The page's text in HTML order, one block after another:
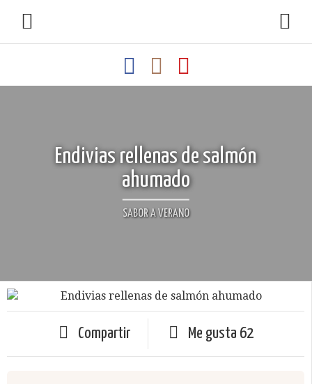
Endivias rellenas de salmón
ahumado
SABOR A VERANO
Compartir Me gusta 62